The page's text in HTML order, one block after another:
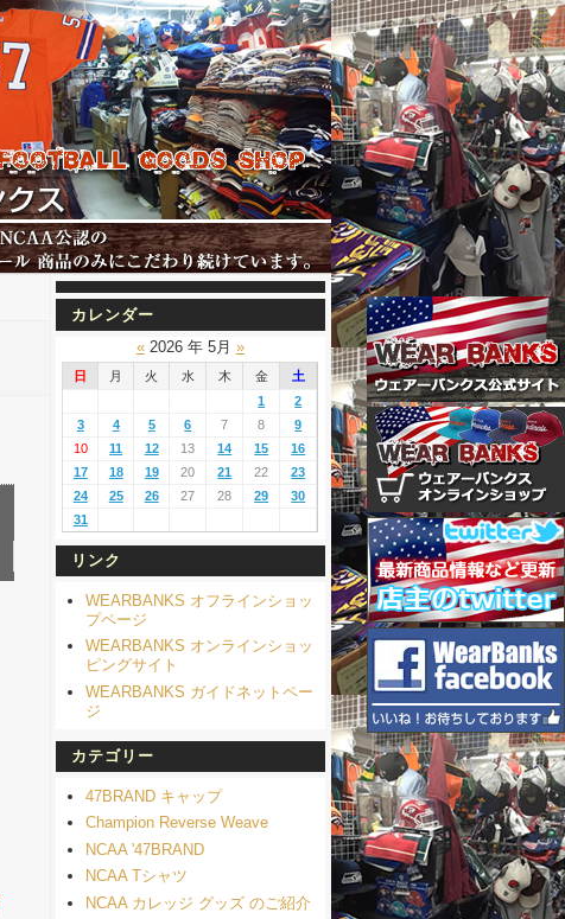
カレンダー
«2026 年 5月 »
日 月 火 水 木 金
土
1
2
3
4 5 6 7 8
9
10
11 12 13 14 15
16
17
18 19 20 21 22
23
24
25 26 27 28 29
30
31
リンク
WEARBANKS オフラインショッ
プページ
WEARBANKS オンラインショッ
ピングサイト
WEARBANKS ガイドネットペー
ジ
カテゴリー
47BRAND キャップ
Champion Reverse Weave
NCAA '47BRAND
NCAA Tシャツ
NCAA カレッジ グッズ のご紹介